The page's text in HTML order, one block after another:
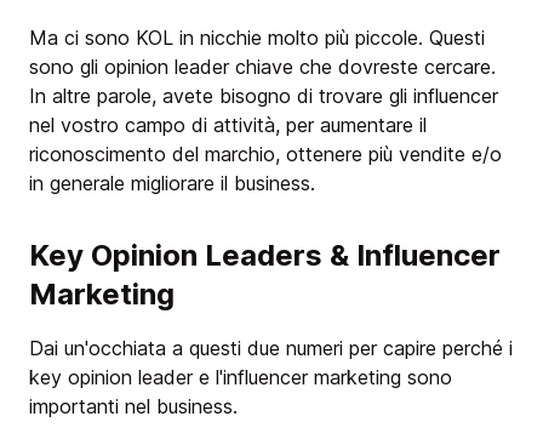
Ma ci sono KOL in nicchie molto più piccole. Questi
sono gli opinion leader chiave che dovreste cercare.
In altre parole, avete bisogno di trovare gli influencer
nel vostro campo di attività, per aumentare il
riconoscimento del marchio, ottenere più vendite e/o
in generale migliorare il business.
Key Opinion Leaders & Influencer
Marketing
Dai un'occhiata a questi due numeri per capire perché i
key opinion leader e l'influencer marketing sono
importanti nel business.